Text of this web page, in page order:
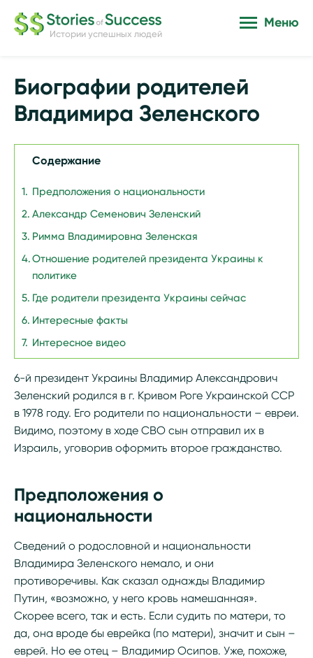
Истории успешных людей
Меню
Биографии родителей
Владимира Зеленского
Содержание
Предположения о национальности
Александр Семенович Зеленский
Римма Владимировна Зеленская
Отношение родителей президента Украины к
политике
Где родители президента Украины сейчас
Интересные факты
Интересное видео
6-й президент Украины Владимир Александрович
Зеленский родился в г. Кривом Роге Украинской ССР
в 1978 году. Его родители по национальности – евреи.
Видимо, поэтому в ходе СВО сын отправил их в
Израиль, уговорив оформить второе гражданство.
Предположения о
национальности
Сведений о родословной и национальности
Владимира Зеленского немало, и они
противоречивы. Как сказал однажды Владимир
Путин, «возможно, у него кровь намешанная».
Скорее всего, так и есть. Если судить по матери, то
да, она вроде бы еврейка (по матери), значит и сын –
еврей. Но ее отец – Владимир Осипов. Уже, похоже,